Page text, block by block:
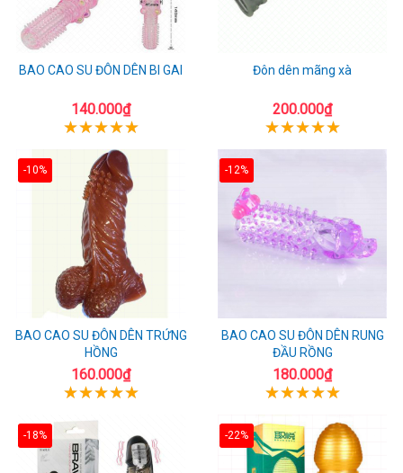
BAO CAO SU ĐÔN DÊN BI GAI
140.000₫
Đôn dên mãng xà
200.000₫
-10%
BAO CAO SU ĐÔN DÊN TRỨNG
HỒNG
160.000₫
-12%
BAO CAO SU ĐÔN DÊN RUNG
ĐẦU RỒNG
180.000₫
-18% -22%